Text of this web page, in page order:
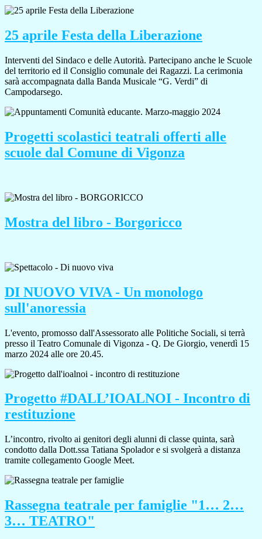
25 aprile Festa della Liberazione
Interventi del Sindaco e delle Autorità. Partecipano anche le Scuole
del territorio ed il Consiglio comunale dei Ragazzi. La cerimonia
sarà accompagnata dalla Banda Musicale “G. Verdi” di
Campodarsego.
Progetti scolastici teatrali offerti alle
scuole dal Comune di Vigonza
Mostra del libro - Borgoricco
DI NUOVO VIVA - Un monologo
sull'anoressia
L'evento, promosso dall'Assessorato alle Politiche Sociali, si terrà
presso il Teatro Comunale di Vigonza - Q. De Giorgio, venerdì 15
marzo 2024 alle ore 20.45.
Progetto #DALL’IOALNOI - Incontro di
restituzione
L’incontro, rivolto ai genitori degli alunni di classe quinta, sarà
condotto dalla Dott.ssa Tatiana Spolador e si svolgerà a distanza
tramite collegamento Google Meet.
Rassegna teatrale per famiglie "1… 2…
3… TEATRO"